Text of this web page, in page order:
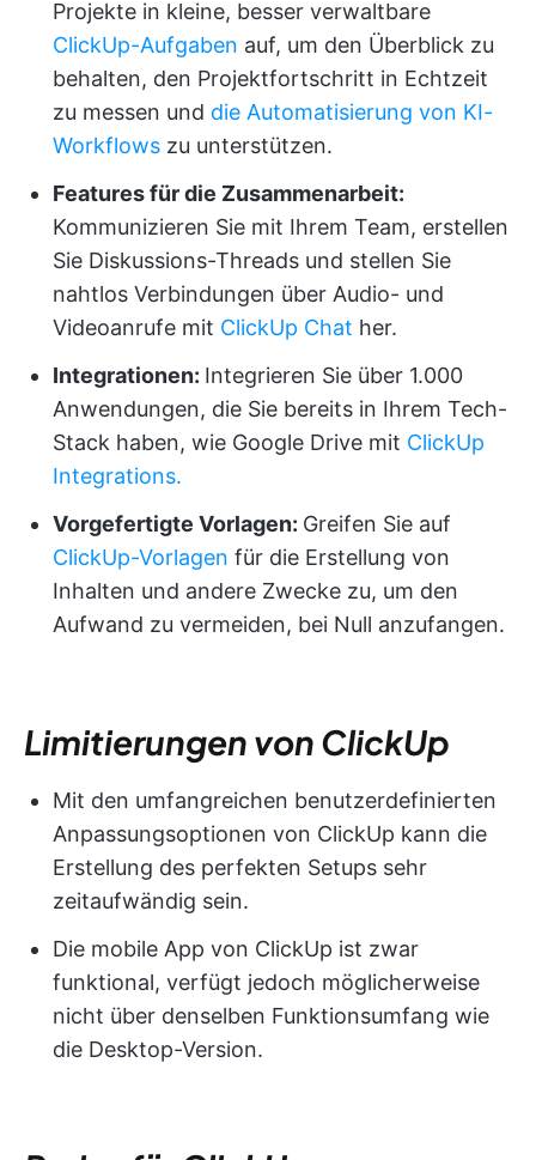
Projekte in kleine, besser verwaltbare
ClickUp-Aufgaben auf, um den Überblick zu
behalten, den Projektfortschritt in Echtzeit
zu messen und die Automatisierung von KI-
Workflows zu unterstützen.
Features für die Zusammenarbeit:
Kommunizieren Sie mit Ihrem Team, erstellen
Sie Diskussions-Threads und stellen Sie
nahtlos Verbindungen über Audio- und
Videoanrufe mit ClickUp Chat her.
Integrationen: Integrieren Sie über 1.000
Anwendungen, die Sie bereits in Ihrem Tech-
Stack haben, wie Google Drive mit ClickUp
Integrations.
Vorgefertigte Vorlagen: Greifen Sie auf
ClickUp-Vorlagen für die Erstellung von
Inhalten und andere Zwecke zu, um den
Aufwand zu vermeiden, bei Null anzufangen.
Limitierungen von ClickUp
Mit den umfangreichen benutzerdefinierten
Anpassungsoptionen von ClickUp kann die
Erstellung des perfekten Setups sehr
zeitaufwändig sein.
Die mobile App von ClickUp ist zwar
funktional, verfügt jedoch möglicherweise
nicht über denselben Funktionsumfang wie
die Desktop-Version.